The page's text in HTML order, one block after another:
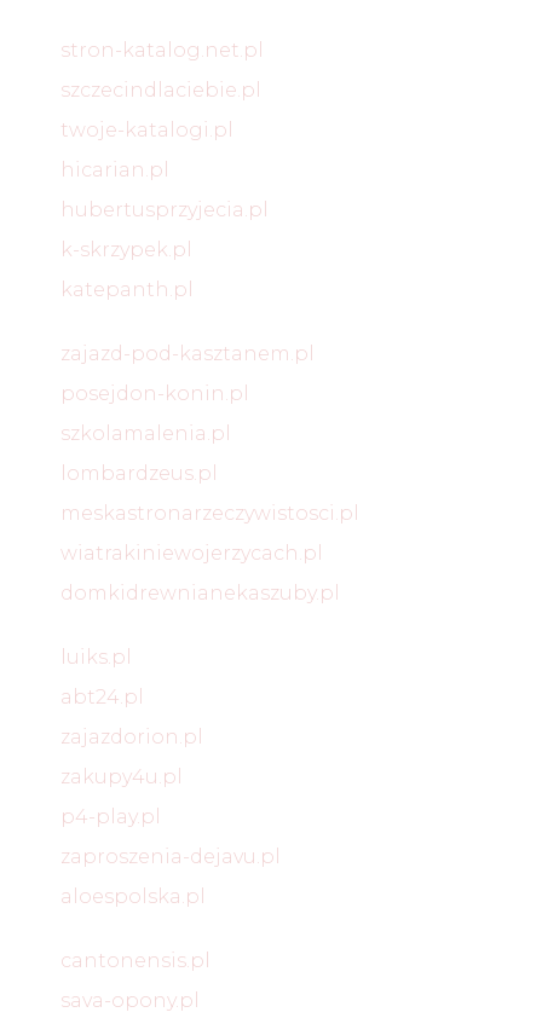
stron-katalog.net.pl
szczecindlaciebie.pl
twoje-katalogi.pl
hicarian.pl
hubertusprzyjecia.pl
k-skrzypek.pl
katepanth.pl
zajazd-pod-kasztanem.pl
posejdon-konin.pl
szkolamalenia.pl
lombardzeus.pl
meskastronarzeczywistosci.pl
wiatrakiniewojerzycach.pl
domkidrewnianekaszuby.pl
luiks.pl
abt24.pl
zajazdorion.pl
zakupy4u.pl
p4-play.pl
zaproszenia-dejavu.pl
aloespolska.pl
cantonensis.pl
sava-opony.pl